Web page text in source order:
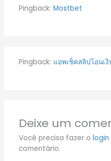
Pingback: Mostbet
Pingback: แอพเช็คสลิปโอนเงิ
Deixe um
Você precisa fazer o login
comentário.